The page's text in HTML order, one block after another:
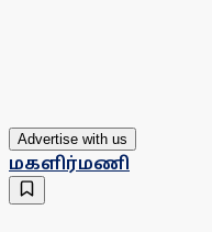
Advertise with us
மகளிர்மணி